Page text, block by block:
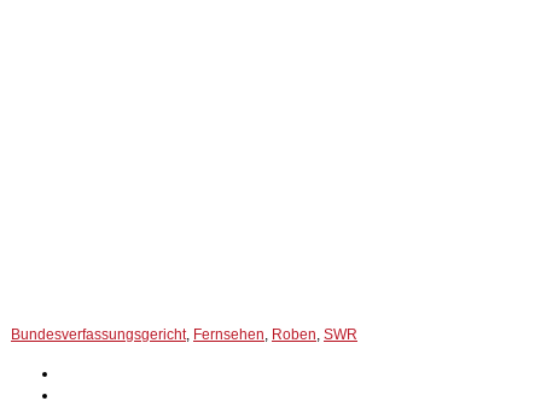
Bundesverfassungsgericht, Fernsehen, Roben, SWR